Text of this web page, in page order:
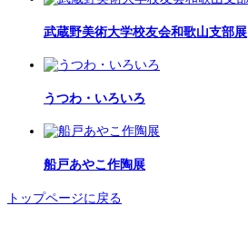
武蔵野美術大学校友会和歌山支部展
うつわ・いろいろ
船戸あやこ作陶展
トップページに戻る